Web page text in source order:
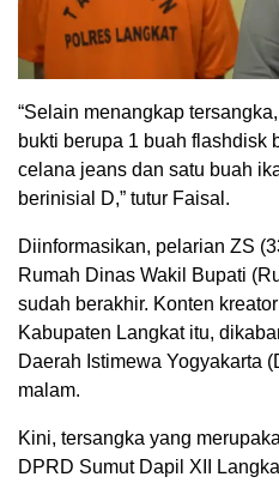
“Selain menangkap
bukti berupa 1 buah flashdisk
celana jeans dan satu buah
berinisial D,” tutur Faisal.
Diinformasikan, pelarian ZS
Rumah Dinas Wakil Bupati
sudah berakhir. Konten
Kabupaten Langkat itu,
Daerah Istimewa Yogyakarta
malam.
Kini, tersangka yang
DPRD Sumut Dapil XII